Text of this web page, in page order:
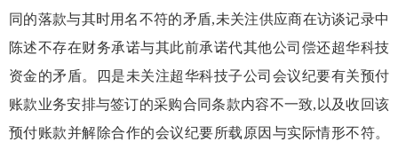
同的落款与其时用名不符的矛盾,未关注供应商在访谈记录中
陈述不存在财务承诺与其此前承诺代其他公司偿还超华科技
资金的矛盾。四是未关注超华科技子公司会议纪要有关预付
账款业务安排与签订的采购合同条款内容不一致,以及收回该
预付账款并解除合作的会议纪要所载原因与实际情形不符。